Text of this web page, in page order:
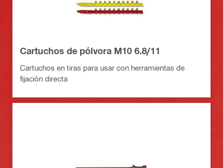
Cartuchos de pólvora M10 6.8/11
Cartuchos en tiras para usar con herramientas de
fijación directa